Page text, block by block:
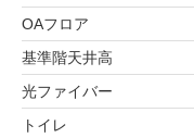
OAフロア
基準階天井高
光ファイバー
トイレ